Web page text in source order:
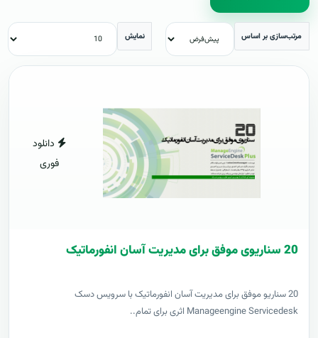
مرتب‌سازی بر اساس نمایش
دانلود
فوری
20 سناریوی موفق برای مدیریت آسان انفورماتیک
20 سناریو موفق برای مدیریت آسان انفورماتیک با سرویس دسک
Manageengine Servicedesk اثری برای تمام..